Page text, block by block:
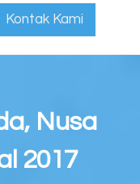
Kontak Kami
Nusa
2017